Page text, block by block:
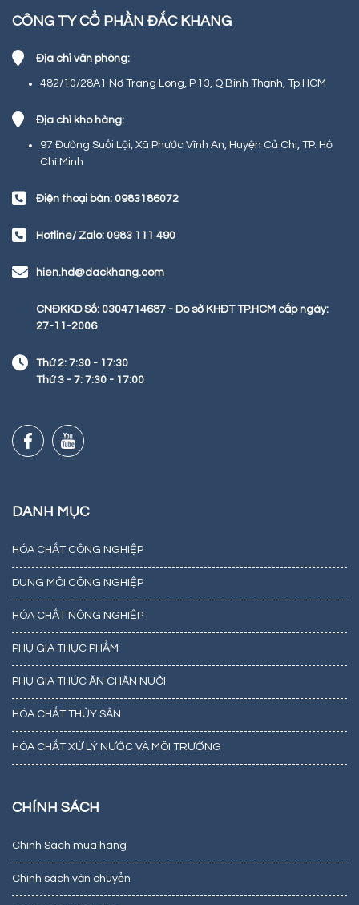
CÔNG TY CỔ PHẦN ĐẮC KHANG
Địa chỉ văn phòng:
482/10/28A1 Nơ Trang Long, P.13, Q.Bình Thạnh, Tp.HCM
Địa chỉ kho hàng:
97 Đường Suối Lội, Xã Phước Vĩnh An, Huyện Củ Chi, TP. Hồ
Chí Minh
Điện thoại bàn: 0983186072
Hotline/ Zalo: 0983 111 490
hien.hd@dackhang.com
CNĐKKD Số: 0304714687 - Do sở KHĐT TP.HCM cấp ngày:
27-11-2006
Thứ 2: 7:30 - 17:30
Thứ 3 - 7: 7:30 - 17:00
DANH MỤC
HÓA CHẤT CÔNG NGHIỆP
DUNG MÔI CÔNG NGHIỆP
HÓA CHẤT NÔNG NGHIỆP
PHỤ GIA THỰC PHẨM
PHỤ GIA THỨC ĂN CHĂN NUÔI
HÓA CHẤT THỦY SẢN
HÓA CHẤT XỬ LÝ NƯỚC VÀ MÔI TRƯỜNG
CHÍNH SÁCH
Chính Sách mua hàng
Chính sách vận chuyển